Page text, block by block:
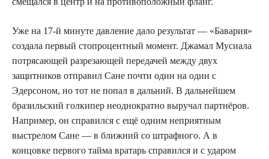
Уже на 17-й минуте давление дало результат — «Бавария»
создала первый стопроцентный момент. Джамал Мусиала
потрясающей разрезающей передачей между двух
защитников отправил Сане почти один на один с
Эдерсоном, но тот не попал в дальний. В дальнейшем
бразильский голкипер неоднократно выручал партнёров.
Например, он справился с ещё одним неприятным
выстрелом Сане — в ближний со штрафного. А в
концовке первого тайма вратарь справился и с ударом